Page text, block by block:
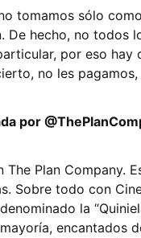
tomamos sólo
De hecho, no todos
por eso hay
no les
por
Plan Company.
Sobre todo con
la
encantados